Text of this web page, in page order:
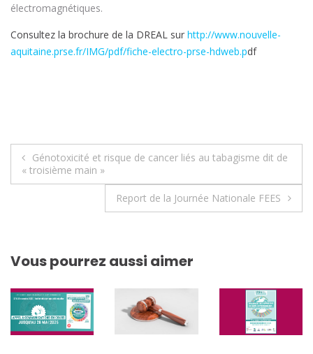
électromagnétiques.
Consultez la brochure de la DREAL sur http://www.nouvelle-
aquitaine.prse.fr/IMG/pdf/fiche-electro-prse-hdweb.pdf
Navigation
de
Génotoxicité et risque de cancer liés au tabagisme dit de
« troisième main »
Report de la Journée Nationale FEES
Vous pourrez aussi aimer